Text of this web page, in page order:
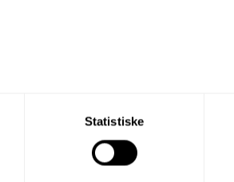
Du kan også velge formålet
«Lagre innstillingene».
Statistiske